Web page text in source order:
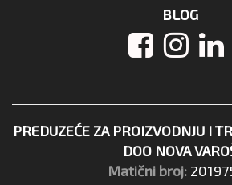
BLOG
PREDUZEĆE ZA PROIZVODNJU I
DOO NOVA
Matični broj: